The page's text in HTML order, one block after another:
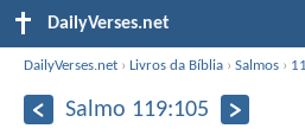
DailyVerses.net
DailyVerses.net ›Livros da Bíblia ›Salmos ›
Salmo 119:105